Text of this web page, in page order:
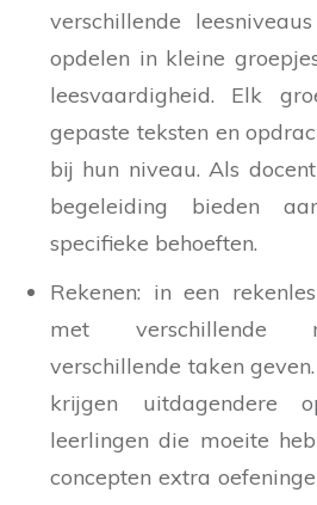
verschillende
opdelen in kleine
leesvaardigheid. Elk
gepaste teksten en
bij hun niveau. Als
begeleiding bieden
specifieke behoeften.
Rekenen: in een
met verschillende
verschillende taken
krijgen uitdagendere
leerlingen die moeite
concepten extra